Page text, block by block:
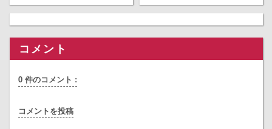
コメント
0 件のコメント :
コメントを投稿